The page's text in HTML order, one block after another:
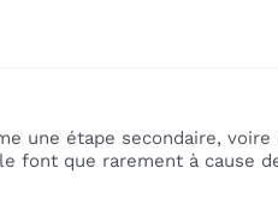
une étape secondaire,
font que rarement à cause